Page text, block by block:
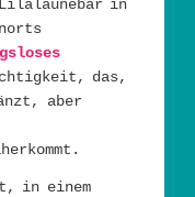
in
das,
aber
in einem